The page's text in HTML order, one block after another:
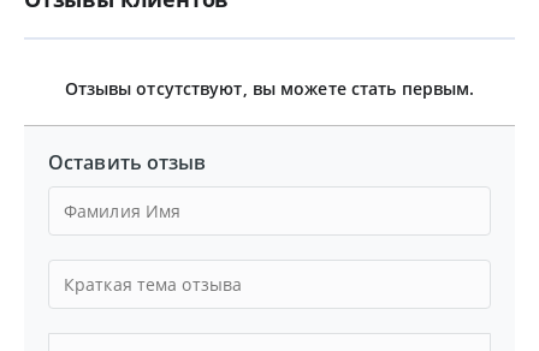
Отзывы отсутствуют, вы можете стать первым.
Оставить отзыв